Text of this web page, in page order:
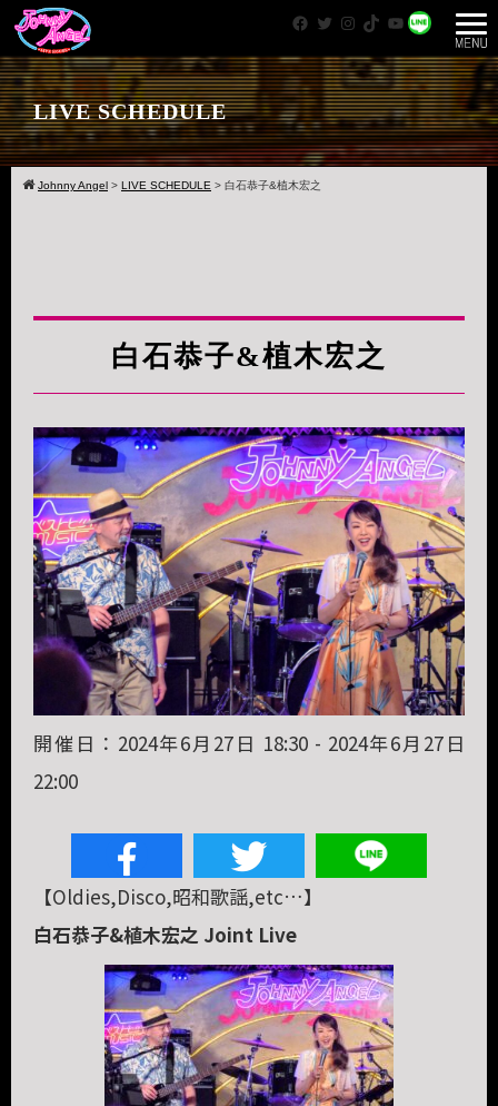
Facebook
Twitter
Instagram
TikTok
YouTube
WhatsApp
LIVE SCHEDULE
Johnny Angel > LIVE SCHEDULE > 白石恭子&植木宏之
白石恭子&植木宏之
開催日：2024年6月27日 18:30 - 2024年6月27日
22:00
【Oldies,Disco,昭和歌謡,etc…】
白石恭子&植木宏之 Joint Live